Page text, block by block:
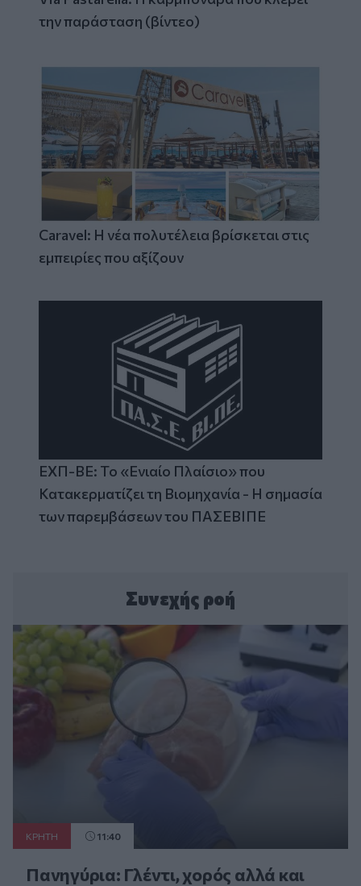
την παράσταση (βίντεο)
Caravel: Η νέα πολυτέλεια βρίσκεται στις
εμπειρίες που αξίζουν
ΕΧΠ-ΒΕ: Το «Ενιαίο Πλαίσιο» που
Κατακερματίζει τη Βιομηχανία - Η σημασία
των παρεμβάσεων του ΠΑΣΕΒΙΠΕ
Συνεχής ροή
ΚΡΗΤΗ 11:40
Πανηγύρια: Γλέντι, χορός αλλά και